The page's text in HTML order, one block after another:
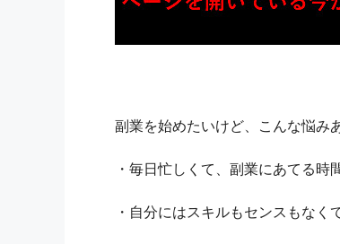
副業を始めたいけど、こんな悩み
・毎日忙しくて、副業にあてる時
・自分にはスキルもセンスもなく